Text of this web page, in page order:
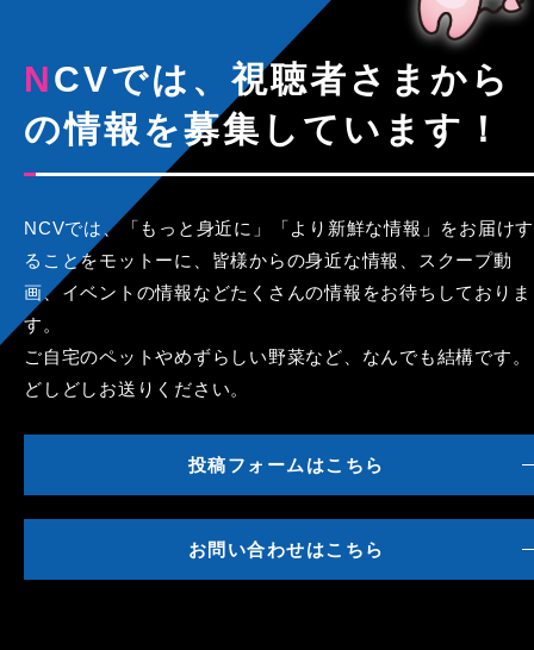
NCVでは、視聴者さまから
の情報を募集しています！
NCVでは、「もっと身近に」「より新鮮な情報」をお届けす
ることをモットーに、皆様からの身近な情報、スクープ動
画、イベントの情報などたくさんの情報をお待ちしておりま
す。
ご自宅のペットやめずらしい野菜など、なんでも結構です。
どしどしお送りください。
投稿フォームはこちら
お問い合わせはこちら